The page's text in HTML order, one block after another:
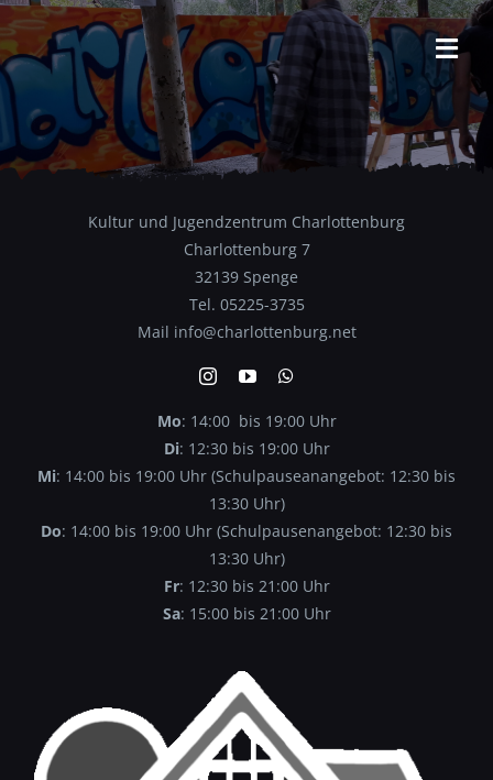
Zum
Inhalt
springen
Startseite
Über uns
STARTSEITE
Kultur und Jugendzentrum Charlottenburg
Charlottenburg 7
32139 Spenge
Tel. 05225-3735
Mail info@charlottenburg.net
Mo: 14:00 bis 19:00 Uhr
Di: 12:30 bis 19:00 Uhr
Mi: 14:00 bis 19:00 Uhr (Schulpauseanangebot: 12:30 bis
13:30 Uhr)
Do: 14:00 bis 19:00 Uhr (Schulpausenangebot: 12:30 bis
13:30 Uhr)
Fr: 12:30 bis 21:00 Uhr
Sa: 15:00 bis 21:00 Uhr